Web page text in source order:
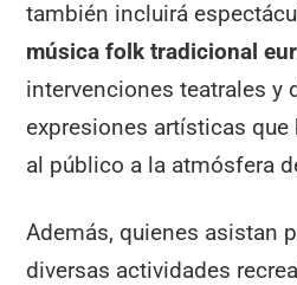
también incluirá
música folk tradicional
intervenciones teatrales y
expresiones artísticas
al público a la atmósfera
Además, quienes asistan
diversas actividades